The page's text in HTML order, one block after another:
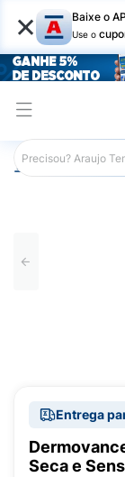
× Baixe o
Use o
Araujo
Entrega
Seca e